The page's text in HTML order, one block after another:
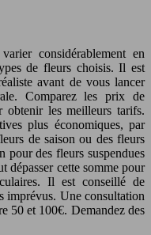
considérablement en
de fleurs choisis. Il est
avant de vous lancer
Comparez les prix de
obtenir les meilleurs tarifs.
plus économiques, par
de saison ou des fleurs
pour des fleurs suspendues
dépasser cette somme pour
Il est conseillé de
imprévus. Une consultation
50 et 100€. Demandez des